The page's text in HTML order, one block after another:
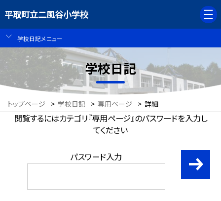
平取町立二風谷小学校
学校日記メニュー
学校日記
トップページ > 学校日記 > 専用ページ > 詳細
閲覧するにはカテゴリ『専用ページ』のパスワードを入力し
てください
パスワード入力